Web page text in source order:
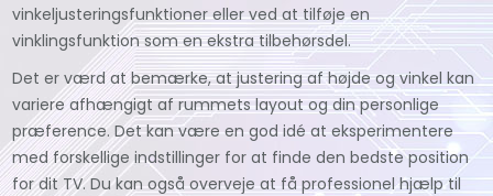
vinkeljusteringsfunktioner eller ved at tilføje en
vinklingsfunktion som en ekstra tilbehørsdel.
Det er værd at bemærke, at justering af højde og vinkel kan
variere afhængigt af rummets layout og din personlige
præference. Det kan være en god idé at eksperimentere
med forskellige indstillinger for at finde den bedste position
for dit TV. Du kan også overveje at få professionel hjælp til